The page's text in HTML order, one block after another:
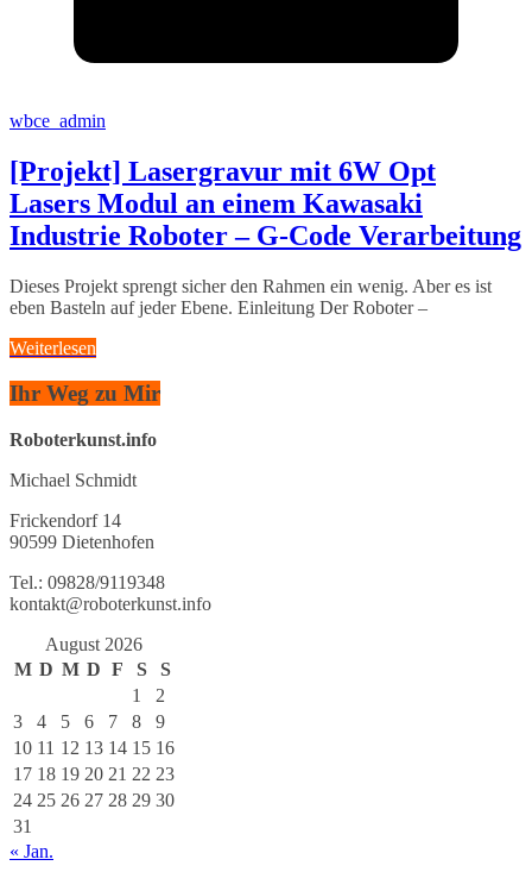
wbce_admin
[Projekt] Lasergravur mit 6W Opt
Lasers Modul an einem Kawasaki
Industrie Roboter – G-Code Verarbeitung
Dieses Projekt sprengt sicher den Rahmen ein wenig. Aber es ist
eben Basteln auf jeder Ebene. Einleitung Der Roboter –
Weiterlesen
Ihr Weg zu Mir
Roboterkunst.info
Michael Schmidt
Frickendorf 14
90599 Dietenhofen
Tel.: 09828/9119348
kontakt@roboterkunst.info
August 2026
M D M D F S
S
1
2
3
4 5 6 7 8
9
10 11 12 13 14 15 16
17 18 19 20 21 22 23
24 25 26 27 28 29 30
31
« Jan.